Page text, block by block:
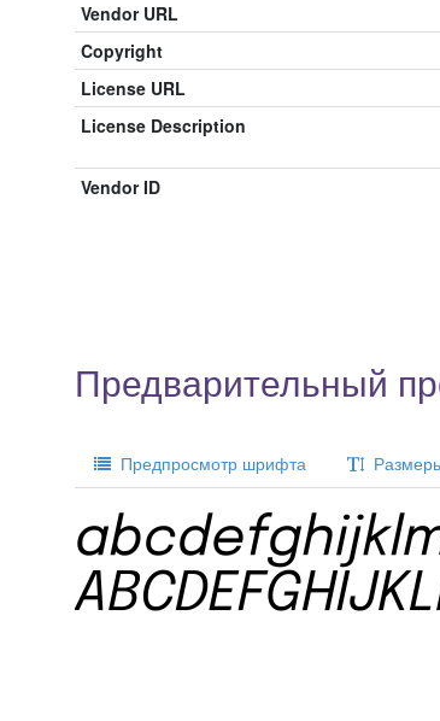
Vendor URL
Copyright
License URL
License Description
Vendor ID
Предварительный
Предпросмотр шрифта